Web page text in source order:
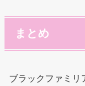
まとめ
ブラックファミリ